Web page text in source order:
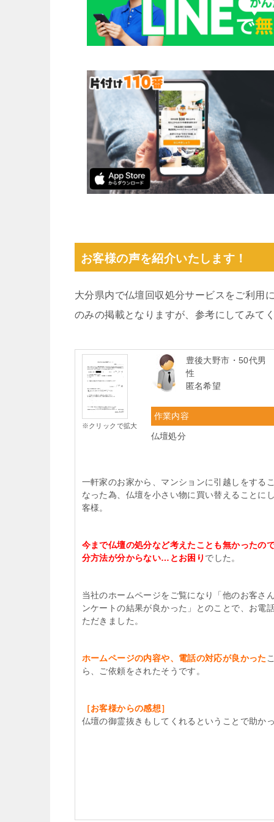
お客様の声を紹介いたします！
大分県内で仏壇回収処分サービスをご利用
のみの掲載となりますが、参考にしてみて
※クリックで拡大
豊後大野市・50代男
性
匿名希望
作業内容
仏壇処分
一軒家のお家から、マンションに引越しをする
なった為、仏壇を小さい物に買い替えることに
客様。
今まで仏壇の処分など考えたことも無かったの
分方法が分からない…とお困り でした。
当社のホームページをご覧になり「他のお客さ
ンケートの結果が良かった」とのことで、お電
ただきました。
ホームページの内容や、電話の対応が良かった
ら、ご依頼をされたそうです。
［お客様からの感想］
仏壇の御霊抜きもしてくれるということで助か